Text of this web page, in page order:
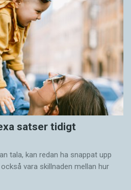
satser tidigt
tala, kan redan ha snappat upp
vara skillnaden mellan hur